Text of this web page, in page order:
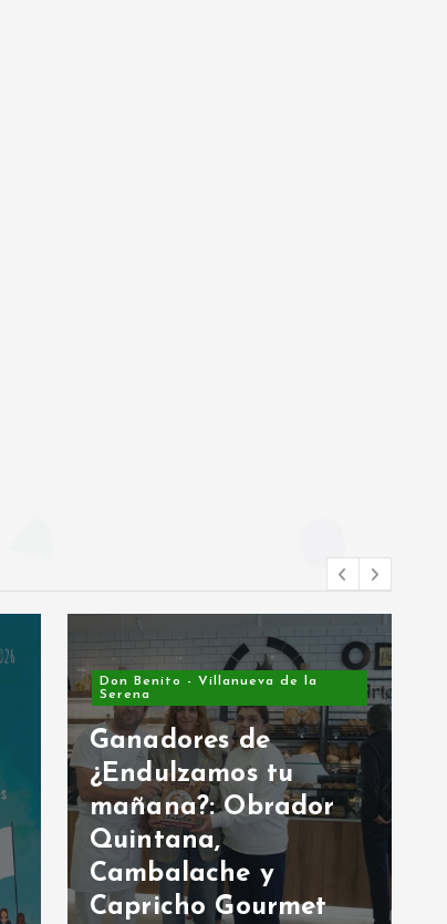
Don Benito - Villanueva de la
Serena
Ganadores de
¿Endulzamos tu
mañana?: Obrador
Quintana,
Cambalache y
Capricho Gourmet